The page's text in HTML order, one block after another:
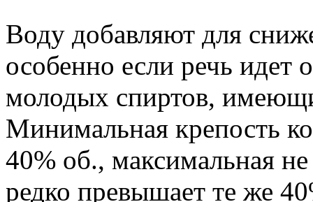
Воду добавляют для
особенно если речь идет
молодых спиртов,
Минимальная крепость
40% об., максимальная
редко превышает те же